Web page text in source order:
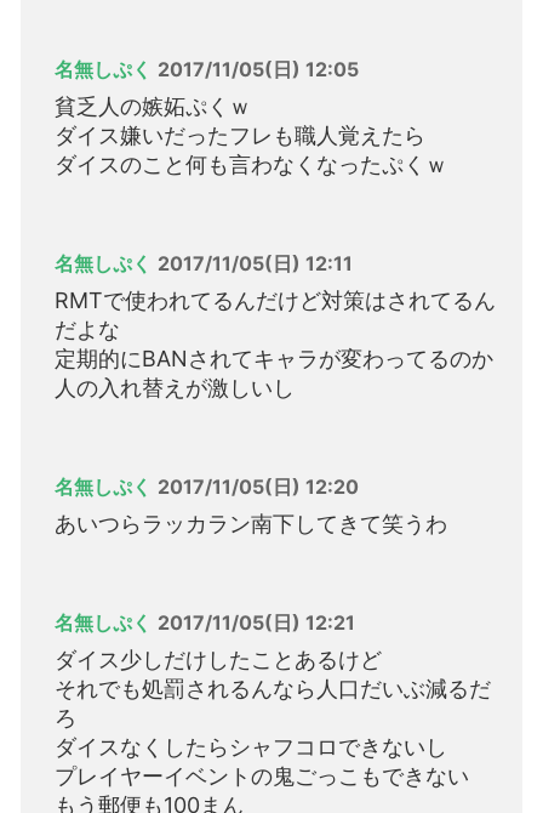
名無しぷく 2017/11/05(日) 12:05
貧乏人の嫉妬ぷくｗ
ダイス嫌いだったフレも職人覚えたら
ダイスのこと何も言わなくなったぷくｗ
名無しぷく 2017/11/05(日) 12:11
RMTで使われてるんだけど対策はされてるん
だよな
定期的にBANされてキャラが変わってるのか
人の入れ替えが激しいし
名無しぷく 2017/11/05(日) 12:20
あいつらラッカラン南下してきて笑うわ
名無しぷく 2017/11/05(日) 12:21
ダイス少しだけしたことあるけど
それでも処罰されるんなら人口だいぶ減るだ
ろ
ダイスなくしたらシャフコロできないし
プレイヤーイベントの鬼ごっこもできない
もう郵便も100まん